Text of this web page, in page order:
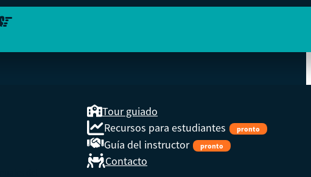
Tour guiado
Recursos para estudiantes
pronto
Guía del instructor pronto
Contacto